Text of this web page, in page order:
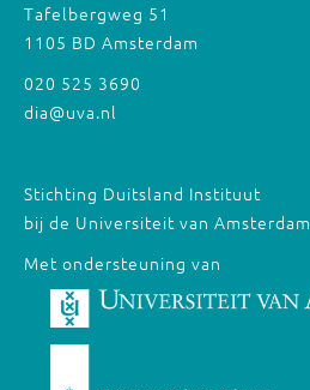
Tafelbergweg 51
1105 BD Amsterdam
020 525 3690
dia@uva.nl
Stichting Duitsland Instituut
bij de Universiteit van Amsterdam
Met ondersteuning van